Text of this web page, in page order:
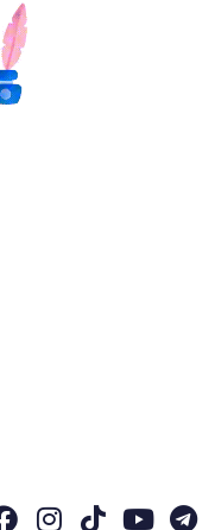
Facebook
Instagram
Tiktok